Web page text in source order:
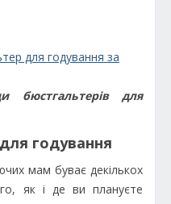
для годування за
бюстгальтерів для
годування
мам буває декількох
як і де ви плануєте